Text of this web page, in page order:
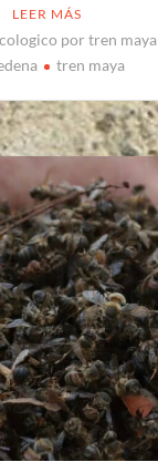
LEER MÁS
por tren maya
tren maya